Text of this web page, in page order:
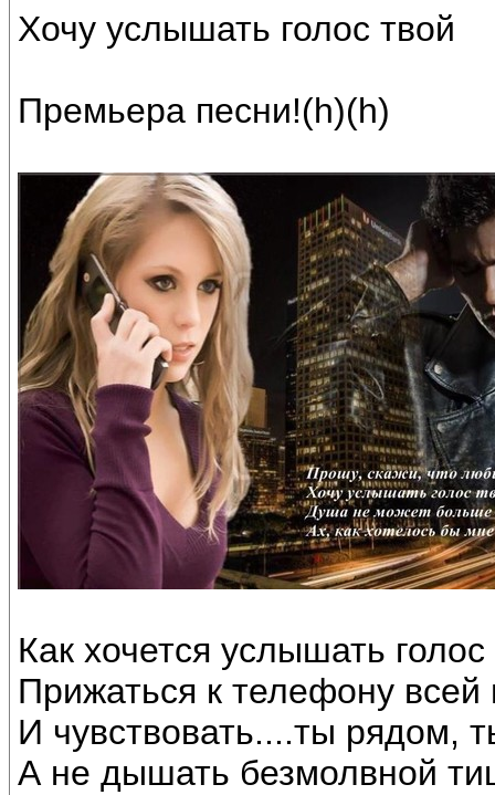
Хочу услышать голос твой
Премьера песни!(h)(h)
Как хочется услышать голос
Прижаться к телефону
И чувствовать....ты рядом,
А не дышать безмолвной